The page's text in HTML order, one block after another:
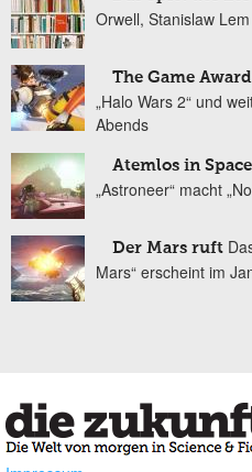
Orwell, Stanislaw
The Game
„Halo Wars 2“ und
Abends
Atemlos in Space
„Astroneer“ macht
Der Mars ruft
Mars“ erscheint im